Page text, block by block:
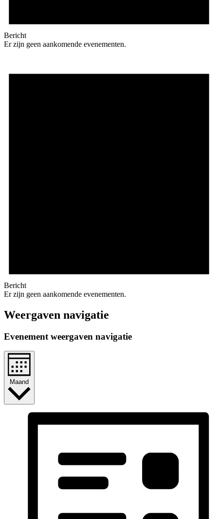
Bericht
Er zijn geen aankomende evenementen.
Bericht
Er zijn geen aankomende evenementen.
Weergaven navigatie
Evenement weergaven navigatie
Maand